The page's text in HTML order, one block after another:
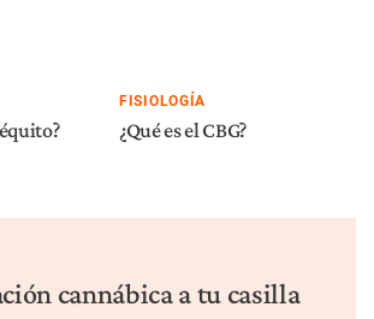
FISIOLOGÍA
¿Qué es el CBG?
cannábica a tu casilla